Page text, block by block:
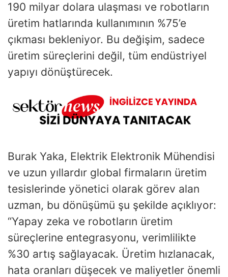
190 milyar dolara ulaşması ve robotların
üretim hatlarında kullanımının %75’e
çıkması bekleniyor. Bu değişim, sadece
üretim süreçlerini değil, tüm endüstriyel
yapıyı dönüştürecek.
Burak Yaka, Elektrik Elektronik Mühendisi
ve uzun yıllardır global firmaların üretim
tesislerinde yönetici olarak görev alan
uzman, bu dönüşümü şu şekilde açıklıyor:
“Yapay zeka ve robotların üretim
süreçlerine entegrasyonu, verimlilikte
%30 artış sağlayacak. Üretim hızlanacak,
hata oranları düşecek ve maliyetler önemli